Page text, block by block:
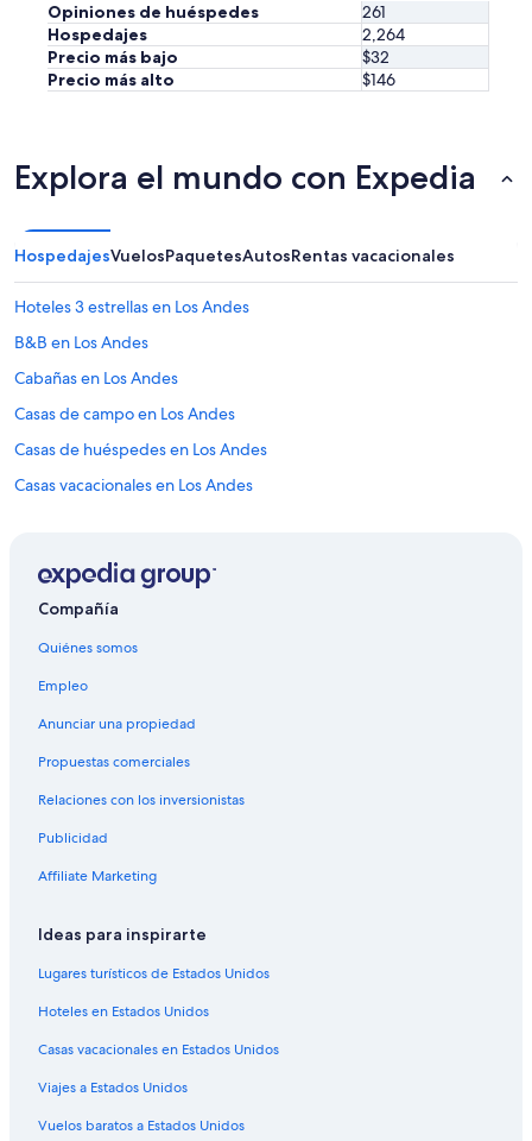
Opiniones de huéspedes
261
Hospedajes
2,264
Precio más bajo
$32
Precio más alto
$146
Explora el mundo con Expedia
HospedajesVuelosPaquetesAutosRentas vacacionales
Hoteles 3 estrellas en Los Andes
B&B en Los Andes
Cabañas en Los Andes
Casas de campo en Los Andes
Casas de huéspedes en Los Andes
Casas vacacionales en Los Andes
Condominios en Los Andes
Ranchos en Los Andes
Hostales en Los Andes
Apart-Hoteles en Los Andes
Hoteles con spa en Los Andes
Hoteles para ir de compras en Los Andes
Hoteles de lujo en Los Andes
Hoteles románticos en Los Andes
Hoteles baratos en Los Andes
Hoteles boutique en Los Andes
Hoteles cerca de la catedral en Los Andes
Hoteles cerca del bosque en Los Andes
Hoteles cerca del lago en Los Andes
Compañía
Quiénes somos
Empleo
Anunciar una propiedad
Propuestas comerciales
Relaciones con los inversionistas
Publicidad
Affiliate Marketing
Ideas para inspirarte
Lugares turísticos de Estados Unidos
Hoteles en Estados Unidos
Casas vacacionales en Estados Unidos
Viajes a Estados Unidos
Vuelos baratos a Estados Unidos